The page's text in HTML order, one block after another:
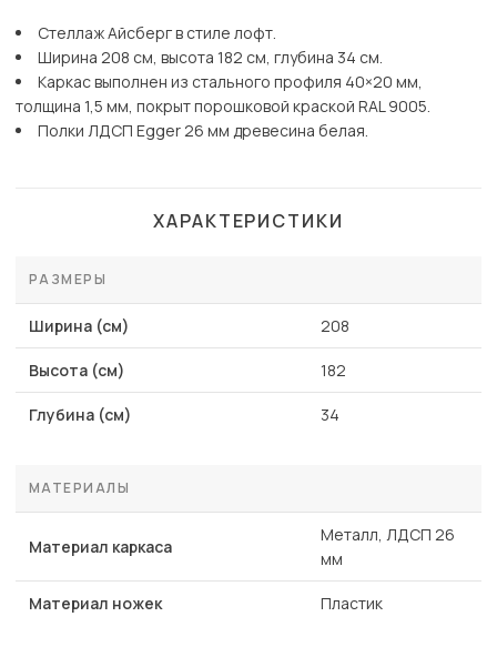
Стеллаж Айсберг в стиле лофт.
Ширина 208 см, высота 182 см, глубина 34 см.
Каркас выполнен из стального профиля 40×20 мм,
толщина 1,5 мм, покрыт порошковой краской RAL 9005.
Полки ЛДСП Egger 26 мм древесина белая.
ХАРАКТЕРИСТИКИ
РАЗМЕРЫ
Ширина (см) 208
Высота (см) 182
Глубина (см) 34
МАТЕРИАЛЫ
Материал каркаса
Металл, ЛДСП 26
мм
Материал ножек Пластик